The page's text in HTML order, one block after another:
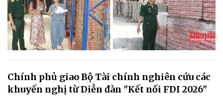
Chính phủ giao Bộ Tài chính nghiên cứu các
khuyến nghị từ Diễn đàn "Kết nối FDI 2026"